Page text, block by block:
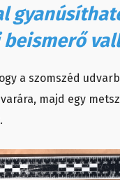
beismerő
a szomszéd
majd egy